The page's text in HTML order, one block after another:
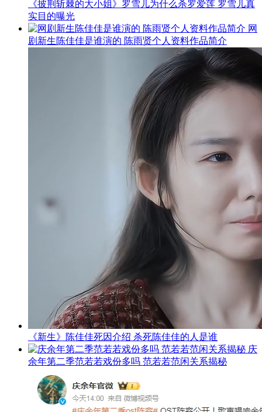
《披荆斩棘的大小姐》罗雪儿为什么杀罗爱莲 罗雪儿真
实目的曝光
网
剧新生陈佳佳是谁演的 陈雨贤个人资料作品简介
《新生》陈佳佳死因介绍 杀死陈佳佳的人是谁
庆
余年第二季范若若戏份多吗 范若若范闲关系揭秘